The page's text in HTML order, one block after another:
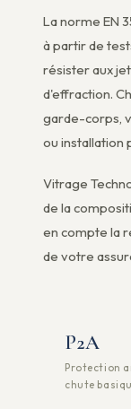
La norme EN
à partir de
résister aux
d'effraction.
garde-corps,
ou installation
Vitrage
de la
en compte la
de votre
P2A
Protection
chute